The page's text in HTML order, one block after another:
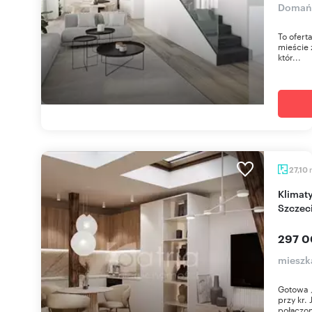
To
mieście
któr...
27,10
Klimatyczna kawalerka 27m² w centrum
297
Gotowa
przy kr.